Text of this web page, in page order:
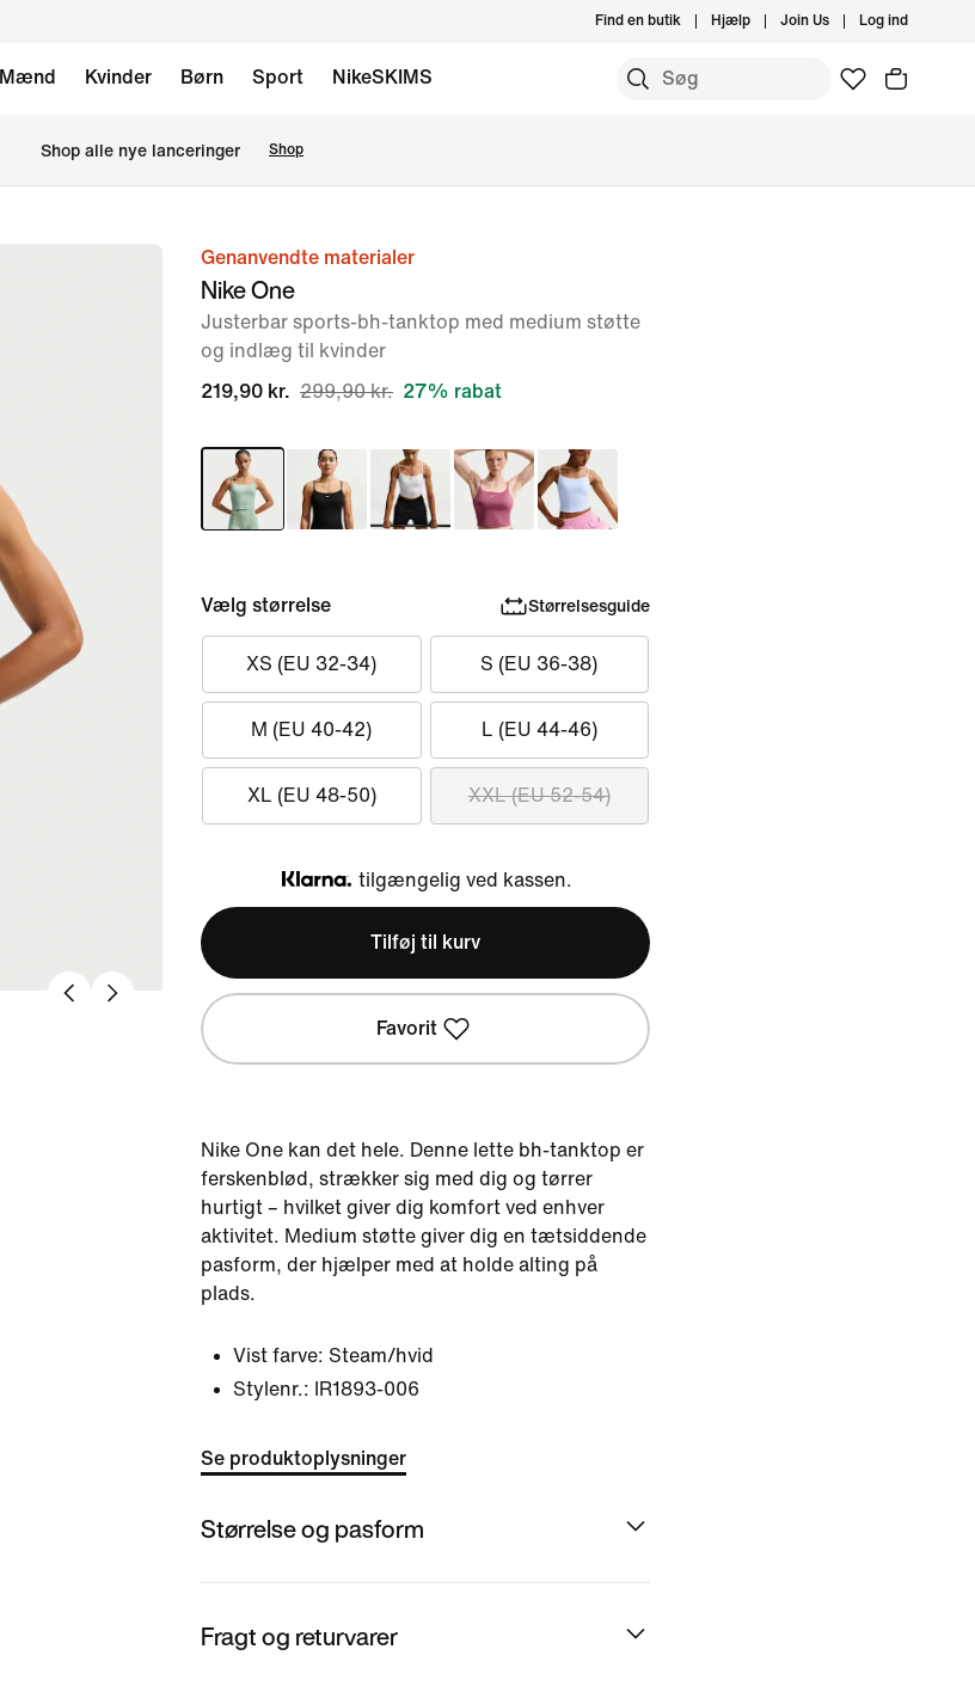
Find en butik Hjælp Join Us Log ind
Mænd Kvinder Børn Sport NikeSKIMS
Shop alle nye lanceringer Shop
billedeGenanvendte materialer
Nike One
Justerbar sports-bh-tanktop med medium støtte
og indlæg til kvinder
219,90 kr. 299,90 kr. 27% rabat
Vælg størrelse Størrelsesguide
XS (EU 32-34) S (EU 36-38)
M (EU 40-42) L (EU 44-46)
XL (EU 48-50) XXL (EU 52-54)
Klarna
tilgængelig ved kassen.
Tilføj til kurv
Favorit
Nike One kan det hele. Denne lette bh-tanktop er
ferskenblød, strækker sig med dig og tørrer
hurtigt – hvilket giver dig komfort ved enhver
aktivitet. Medium støtte giver dig en tætsiddende
pasform, der hjælper med at holde alting på
plads.
Vist farve: Steam/hvid
Stylenr.:
IR1893-006
Se produktoplysninger
Størrelse og pasform
Fragt og returvarer